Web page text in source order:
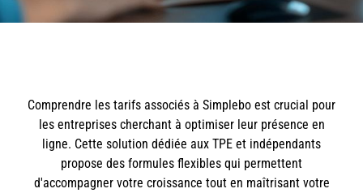
Comprendre les tarifs associés à Simplebo est crucial pour
les entreprises cherchant à optimiser leur présence en
ligne. Cette solution dédiée aux TPE et indépendants
propose des formules flexibles qui permettent
d'accompagner votre croissance tout en maîtrisant votre